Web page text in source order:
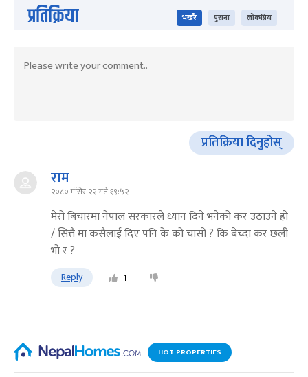
प्रतिक्रिया भर्खरै पुराना लोकप्रिय
प्रतिक्रिया दिनुहोस्
राम
२०८० मंसिर २२ गते १९:५२
मेरो बिचारमा नेपाल सरकारले ध्यान दिने भनेको कर उठाउने हो
/ सित्तै मा कसैलाई दिए पनि के को चासो ? कि बेच्दा कर छली
भो र ?
Reply 1
HOT PROPERTIES